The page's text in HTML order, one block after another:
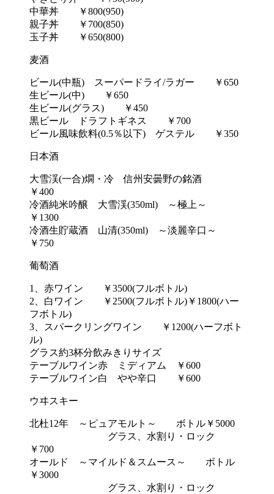
中華丼 ￥800(950)
親子丼 ￥700(850)
玉子丼 ￥650(800)
麦酒
ビール(中瓶) スーパードライ/ラガー ￥650
生ビール(中) ￥650
生ビール(グラス) ￥450
黒ビール ドラフトギネス ￥700
ビール風味飲料(0.5％以下) ゲステル ￥350
日本酒
大雪渓(一合)燗・冷 信州安曇野の銘酒
￥400
冷酒純米吟醸 大雪渓(350ml) ～極上～
￥1300
冷酒生貯蔵酒 山清(350ml) ～淡麗辛口～
￥750
葡萄酒
1、赤ワイン ￥3500(フルボトル)
2、白ワイン ￥2500(フルボトル)￥1800(ハー
フボトル)
3、スパークリングワイン ￥1200(ハーフボト
ル)
グラス約3杯分飲みきりサイズ
テーブルワイン赤 ミディアム ￥600
テーブルワイン白 やや辛口 ￥600
ウヰスキー
北杜12年 ～ピュアモルト～ ボトル￥5000
グラス、水割り・ロック
￥700
オールド ～マイルド＆スムース～ ボトル
￥3000
グラス、水割り・ロック